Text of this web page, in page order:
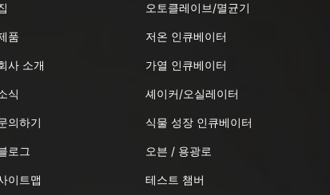
품
사 소개
식
의하기
로그
이트맵
오토클레이브/멸균기
저온 인큐베이터
가열 인큐베이터
셰이커/오실레이터
식물 성장 인큐베이터
오븐 / 용광로
테스트 챔버